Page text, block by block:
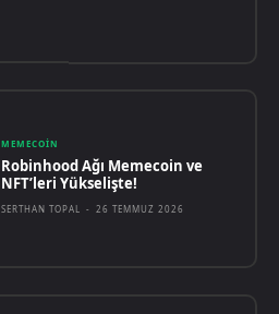
MEMECOIN
Robinhood Ağı Memecoin ve
NFT’leri Yükselişte!
SERTHAN TOPAL - 26 TEMMUZ 2026